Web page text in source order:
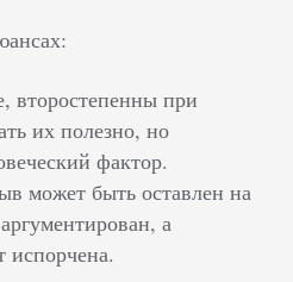
второстепенны при
их полезно, но
фактор.
может быть оставлен на
а
испорчена.